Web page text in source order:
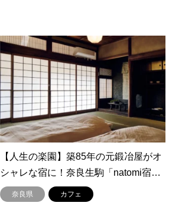
【人生の楽園】築85年の元鍛冶屋がオ
シャレな宿に！奈良生駒「natomi宿…
奈良県 カフェ